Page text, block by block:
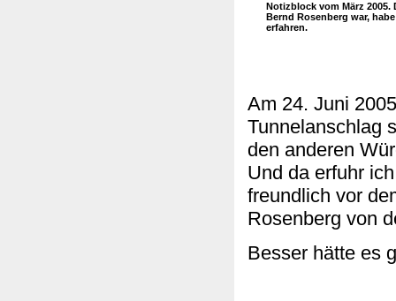
Notizblock vom März 2005.
Bernd Rosenberg war,
erfahren.
Am 24. Juni
Tunnelanschlag
den anderen
Und da erfuhr
freundlich vor
Rosenberg von
Besser hätte es